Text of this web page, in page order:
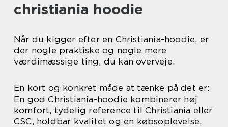
christiania hoodie
Når du kigger efter en Christiania-hoodie, er
der nogle praktiske og nogle mere
værdimæssige ting, du kan overveje.
En kort og konkret måde at tænke på det er:
En god Christiania-hoodie kombinerer høj
komfort, tydelig reference til Christiania eller
CSC, holdbar kvalitet og en købsoplevelse,